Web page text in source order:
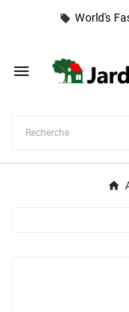
local_offer World's
